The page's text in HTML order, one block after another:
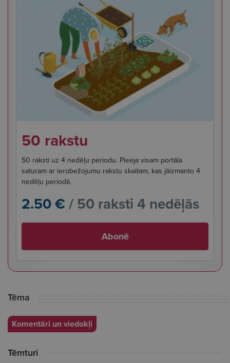
50 rakstu
50 raksti uz 4 nedēļu periodu. Pieeja visam portāla
saturam ar ierobežojumu rakstu skaitam, kas jāizmanto 4
nedēļu periodā.
2.50 €/ 50 raksti 4 nedēļās
Abonē
Tēma
Komentāri un viedokļi
Tēmturi